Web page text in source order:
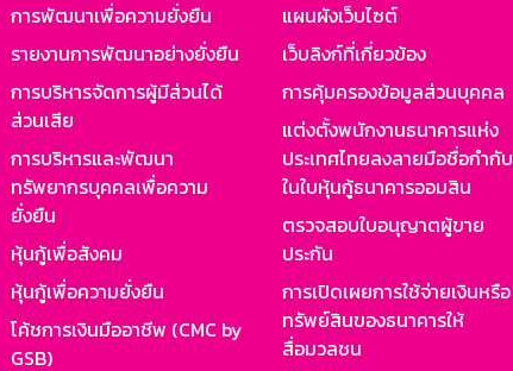
การพัฒนาเพื่อความยั่งยืน
รายงานการพัฒนาอย่างยั่งยืน
การบริหารจัดการผู้มีส่วนได้
ส่วนเสีย
การบริหารและพัฒนา
ทรัพยากรบุคคลเพื่อความ
ยั่งยืน
หุ้นกู้เพื่อสังคม
หุ้นกู้เพื่อความยั่งยืน
โค้ชการเงินมืออาชีพ (CMC by
GSB)
แผนผังเว็บไซต์
เว็บลิงก์ที่เกี่ยวข้อง
การคุ้มครองข้อมูลส่วนบุคคล
แต่งตั้งพนักงานธนาคารแห่ง
ประเทศไทยลงลายมือชื่อกำกับ
ในใบหุ้นกู้ธนาคารออมสิน
ตรวจสอบใบอนุญาตผู้ขาย
ประกัน
การเปิดเผยการใช้จ่ายเงินหรือ
ทรัพย์สินของธนาคารให้
สื่อมวลชน